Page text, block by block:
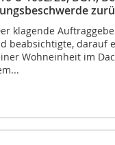
klagende
beabsichtigte, darauf
Wohneinheit im